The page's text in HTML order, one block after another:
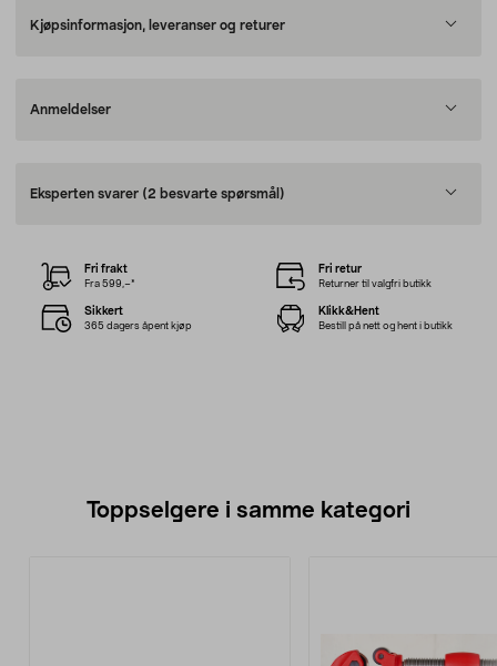
Kjøpsinformasjon, leveranser og returer
Anmeldelser
Eksperten svarer (2 besvarte spørsmål)
Fri frakt
Fra 599,–*
Fri retur
Returner til valgfri butikk
Sikkert
365 dagers åpent kjøp
Klikk&Hent
Bestill på nett og hent i butikk
Toppselgere i samme kategori